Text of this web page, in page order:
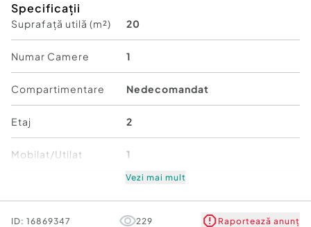
Boxă înscrisă în CF
Etaj 2, imobil luminos
Cod ofertă / ID BLITZ: P174788
Id intern: P174788
Confort:1
Tip imobil:Bloc de apartamente
Număr Băi:
Nr. locuri parcare:
Specificații
Suprafață utilă (m²) 20
Numar Camere 1
Compartimentare Nedecomandat
Etaj 2
Mobilat/Utilat 1
Stare Bună
Vezi mai mult
ID: 16869347 229 Raportează anunț